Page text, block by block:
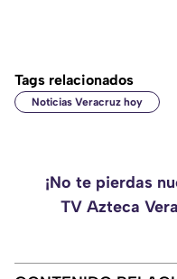
Tags relacionados
Noticias Veracruz hoy
¡No te pierdas
TV Azteca